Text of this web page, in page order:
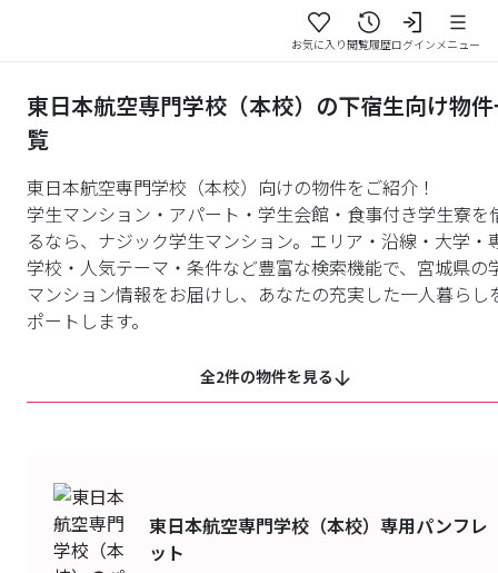
お気に入り閲覧履歴ログインメニュー
東日本航空専門学校（本校）の下宿生向け物
覧
東日本航空専門学校（本校）向けの物件をご紹介！
学生マンション・アパート・学生会館・食事付き学生寮を
るなら、ナジック学生マンション。エリア・沿線・大学・
学校・人気テーマ・条件など豊富な検索機能で、宮城県の
マンション情報をお届けし、あなたの充実した一人暮らし
ポートします。
全2件の物件を見る
東日本航空専門学校（本校） 専用パンフレ
ット